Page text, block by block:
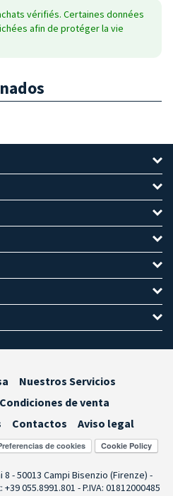
vérifiés. Certaines données
afin de protéger la vie
Nuestros Servicios
Condiciones de venta
Contactos
Aviso legal
de cookies
8 - 50013 Campi Bisenzio (Firenze) -
+39 055.8991.801 - P.IVA: 01812000485